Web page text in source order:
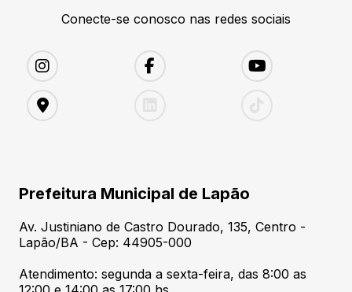
Conecte-se conosco nas redes sociais
Prefeitura Municipal de Lapão
Av. Justiniano de Castro Dourado, 135, Centro -
Lapão/BA - Cep: 44905-000
Atendimento: segunda a sexta-feira, das 8:00 as